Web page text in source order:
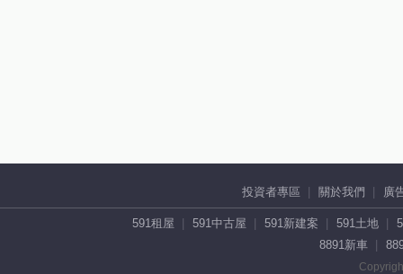
投資者專區 關於我們 廣
591租屋 591中古屋 591新建案 591土地
8891新車